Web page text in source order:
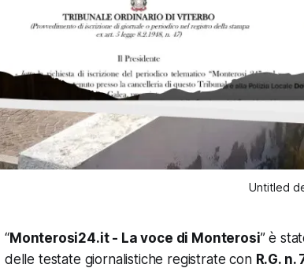
Untitled
“Monterosi24.it - La voce di Monterosi” è
delle testate giornalistiche registrate con R.G.